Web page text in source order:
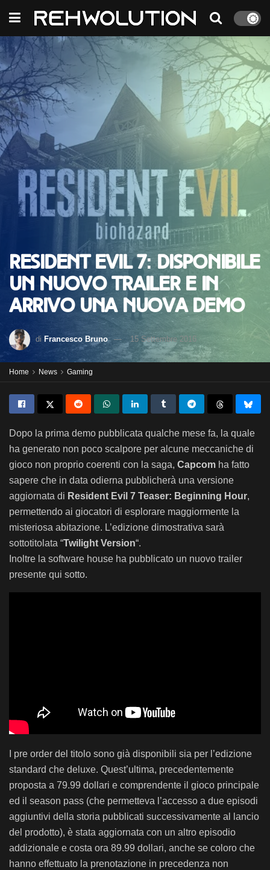
Resident Evil 7: disponibile
un nuovo trailer e in
arrivo una nuova demo
di Francesco Bruno 15 Settembre 2016
Home News Gaming
Dopo la prima demo pubblicata qualche mese fa, la quale
ha generato non poco scalpore per alcune meccaniche di
gioco non proprio coerenti con la saga, Capcom ha fatto
sapere che in data odierna pubblicherà una versione
aggiornata di Resident Evil 7 Teaser: Beginning Hour,
permettendo ai giocatori di esplorare maggiormente la
misteriosa abitazione. L’edizione dimostrativa sarà
sottotitolata “Twilight Version“.
Inoltre la software house ha pubblicato un nuovo trailer
presente qui sotto.
I pre order del titolo sono già disponibili sia per l’edizione
standard che deluxe. Quest’ultima, precedentemente
proposta a 79.99 dollari e comprendente il gioco principale
ed il season pass (che permetteva l’accesso a due episodi
aggiuntivi della storia pubblicati successivamente al lancio
del prodotto), è stata aggiornata con un altro episodio
addizionale e costa ora 89.99 dollari, anche se coloro che
hanno effettuato la prenotazione in precedenza non